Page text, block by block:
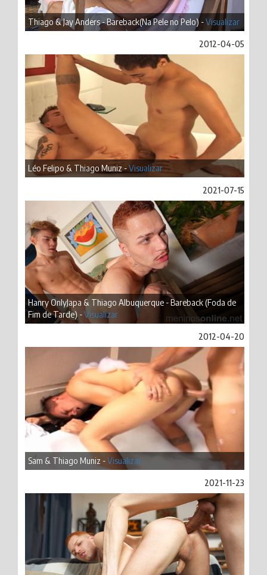
Thiago & Jay Anders - Bareback(Na Pele no Pelo) -Visualizar
2012-04-05
Léo Felipo & Thiago Muniz -Visualizar
2021-07-15
Hanry OnlyJapa & Thiago Albuquerque - Bareback (Foda de
Fim de Tarde) -Visualizar
2012-04-20
Sam & Thiago Muniz -Visualizar
2021-11-23